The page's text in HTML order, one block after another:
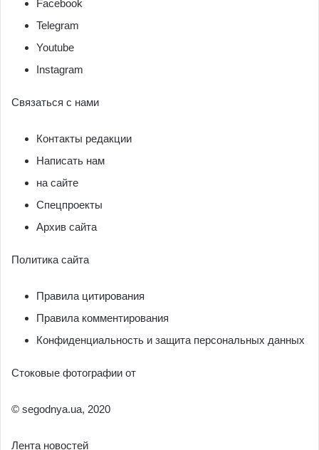
Facebook
Telegram
Youtube
Instagram
Связаться с нами
Контакты редакции
Написать нам
на сайте
Спецпроекты
Архив сайта
Политика сайта
Правила цитирования
Правила комментирования
Конфиденциальность и защита персональных данных
Стоковые фотографии от
© segodnya.ua, 2020
Лента новостей